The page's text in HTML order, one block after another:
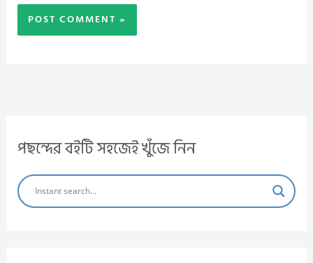
পছন্দের বইটি সহজেই খুঁজে নিন